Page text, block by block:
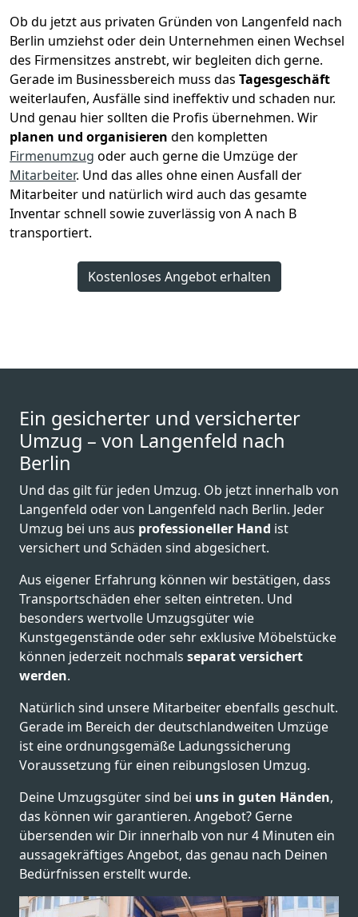
Ob du jetzt aus privaten Gründen von Langenfeld nach
Berlin umziehst oder dein Unternehmen einen Wechsel
des Firmensitzes anstrebt, wir begleiten dich gerne.
Gerade im Businessbereich muss das Tagesgeschäft
weiterlaufen, Ausfälle sind ineffektiv und schaden nur.
Und genau hier sollten die Profis übernehmen. Wir
planen und organisieren den kompletten
Firmenumzug oder auch gerne die Umzüge der
Mitarbeiter. Und das alles ohne einen Ausfall der
Mitarbeiter und natürlich wird auch das gesamte
Inventar schnell sowie zuverlässig von A nach B
transportiert.
Kostenloses Angebot erhalten
Ein gesicherter und versicherter
Umzug – von Langenfeld nach
Berlin
Und das gilt für jeden Umzug. Ob jetzt innerhalb von
Langenfeld oder von Langenfeld nach Berlin. Jeder
Umzug bei uns aus professioneller Hand ist
versichert und Schäden sind abgesichert.
Aus eigener Erfahrung können wir bestätigen, dass
Transportschäden eher selten eintreten. Und
besonders wertvolle Umzugsgüter wie
Kunstgegenstände oder sehr exklusive Möbelstücke
können jederzeit nochmals separat versichert
werden.
Natürlich sind unsere Mitarbeiter ebenfalls geschult.
Gerade im Bereich der deutschlandweiten Umzüge
ist eine ordnungsgemäße Ladungssicherung
Voraussetzung für einen reibungslosen Umzug.
Deine Umzugsgüter sind bei uns in guten Händen,
das können wir garantieren. Angebot? Gerne
übersenden wir Dir innerhalb von nur 4 Minuten ein
aussagekräftiges Angebot, das genau nach Deinen
Bedürfnissen erstellt wurde.